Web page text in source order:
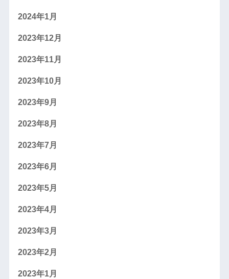
2024年1月
2023年12月
2023年11月
2023年10月
2023年9月
2023年8月
2023年7月
2023年6月
2023年5月
2023年4月
2023年3月
2023年2月
2023年1月